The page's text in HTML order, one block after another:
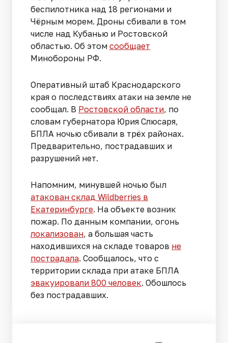
беспилотника над 18 регионами и
Чёрным морем. Дроны сбивали в том
числе над Кубанью и Ростовской
областью. Об этом сообщает
Минобороны РФ.
Оперативный штаб Краснодарского
края о последствиях атаки на земле не
сообщал. В Ростовской области, по
словам губернатора Юрия Слюсаря,
БПЛА ночью сбивали в трёх районах.
Предварительно, пострадавших и
разрушений нет.
Напомним, минувшей ночью был
атакован склад Wildberries в
Екатеринбурге. На объекте возник
пожар. По данным компании, огонь
локализован, а большая часть
находившихся на складе товаров не
пострадала. Сообщалось, что с
территории склада при атаке БПЛА
эвакуировали 800 человек. Обошлось
без пострадавших.